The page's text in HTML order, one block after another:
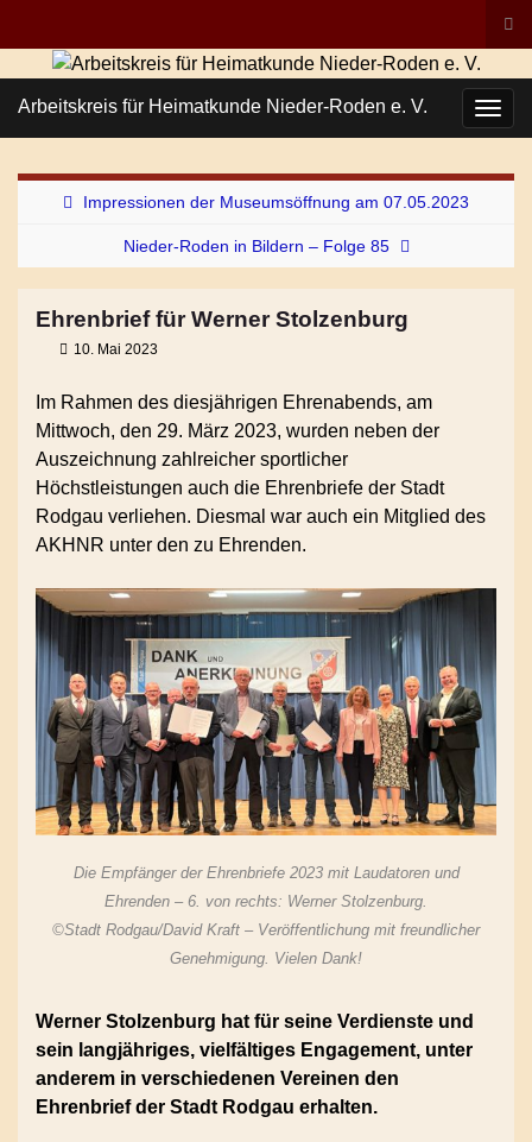
Search for:
Arbeitskreis für Heimatkunde Nieder-Roden e. V.
Impressionen der Museumsöffnung am 07.05.2023
Nieder-Roden in Bildern – Folge 85
Ehrenbrief für Werner Stolzenburg
10. Mai 2023
Im Rahmen des diesjährigen Ehrenabends, am
Mittwoch, den 29. März 2023, wurden neben der
Auszeichnung zahlreicher sportlicher
Höchstleistungen auch die Ehrenbriefe der Stadt
Rodgau verliehen. Diesmal war auch ein Mitglied des
AKHNR unter den zu Ehrenden.
Die Empfänger der Ehrenbriefe 2023 mit Laudatoren und
Ehrenden – 6. von rechts: Werner Stolzenburg.
©Stadt Rodgau/David Kraft – Veröffentlichung mit freundlicher
Genehmigung. Vielen Dank!
Werner Stolzenburg hat für seine Verdienste und
sein langjähriges, vielfältiges Engagement, unter
anderem in verschiedenen Vereinen den
Ehrenbrief der Stadt Rodgau erhalten.